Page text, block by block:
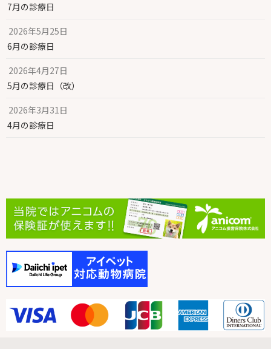
7月の診療日
2026年5月25日
6月の診療日
2026年4月27日
5月の診療日（改）
2026年3月31日
4月の診療日